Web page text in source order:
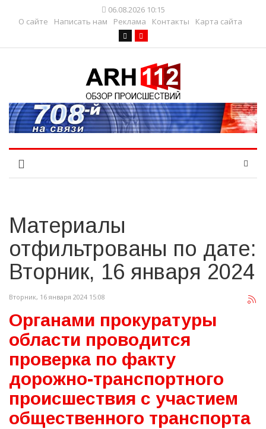
06.08.2026 10:15
О сайте
Написать нам Реклама Контакты Карта сайта
Материалы
отфильтрованы по дате:
Вторник, 16 января 2024
Вторник, 16 января 2024 15:08
Органами прокуратуры
области проводится
проверка по факту
дорожно-транспортного
происшествия с участием
общественного транспорта